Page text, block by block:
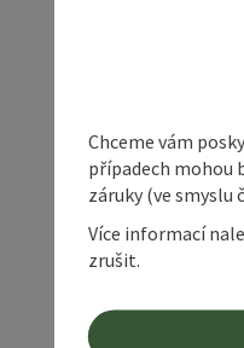
Chceme vám
případech mohou
záruky (ve smyslu
Více informací
zrušit.